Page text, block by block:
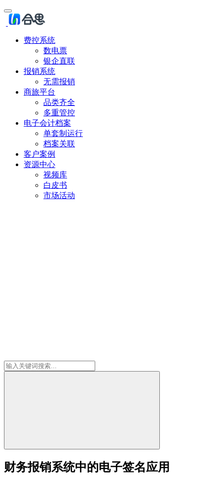
费控系统
数电票
银企直联
报销系统
无需报销
商旅平台
品类齐全
多重管控
电子会计档案
单套制运行
档案关联
客户案例
资源中心
视频库
白皮书
市场活动
财务报销系统中的电子签名应用